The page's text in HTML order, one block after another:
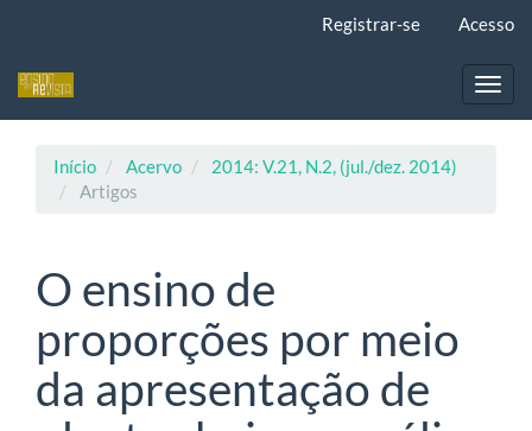
principal
Registrar-se Acesso
Início Acervo
2014: V.21, N.2, (jul./dez. 2014)
Artigos
O ensino de
proporções por meio
da apresentação de